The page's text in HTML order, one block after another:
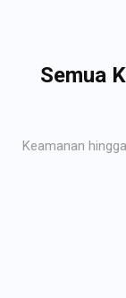
Semua
Keamanan